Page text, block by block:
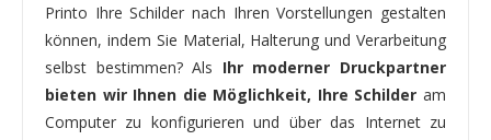
Printo Ihre Schilder nach Ihren Vorstellungen gestalten
können, indem Sie Material, Halterung und Verarbeitung
selbst bestimmen? Als Ihr moderner Druckpartner
bieten wir Ihnen die Möglichkeit, Ihre Schilder am
Computer zu konfigurieren und über das Internet zu